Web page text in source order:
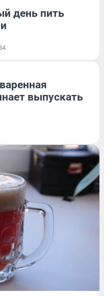
день пить
выпускать